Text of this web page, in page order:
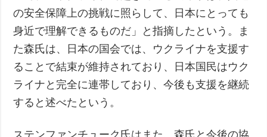
の安全保障上の挑戦に照らして、日本にとっても
身近で理解できるものだ」と指摘したという。ま
た森氏は、日本の国会では、ウクライナを支援す
ることで結束が維持されており、日本国民はウク
ライナと完全に連帯しており、今後も支援を継続
すると述べたという。
ステンファンチューク氏はまた、森氏と今後の協